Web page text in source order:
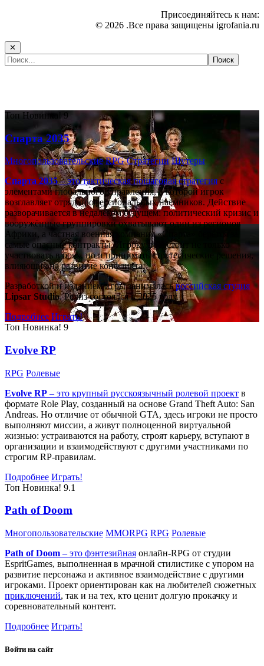
Присоединяйтесь к нам:
© 2026 .Все права защищены igrofania.ru
✕
Топ Новинка! 9
Спарта 2035
Многопользовательские RPG Стратегии Шутеры
Спарта 2035– это тактическаяпошаговая стратегияс
элементами глобального управления, в которой игрок
возглавляет отряд профессиональных наёмников. Действие
разворачивается в недалёком будущем: политический кризис и
вооружённые группировки охватывают один из регионов
Африки, а частная военная компания «Спарта» берётся за
самые опасные контракты. Игроку предстоит не только
участвовать в боях, но и принимать стратегические решения,
влияющие на развитие конфликта.
Разработкой и изданием игры занималасьроссийская студия
Lipsar Studio. Релиз состоялся в 2025 году.
Подробнее Играть!
Топ Новинка! 9
Evolve RP
RPG Ролевые
Evolve RP – это крупный русскоязычный ролевой проект в
формате Role Play, созданный на основе Grand Theft Auto: San
Andreas. Но отличие от обычной GTA, здесь игроки не просто
выполняют миссии, а живут полноценной виртуальной
жизнью: устраиваются на работу, строят карьеру, вступают в
организации и взаимодействуют с другими участниками по
строгим RP-правилам.
Подробнее Играть!
Топ Новинка! 9.1
Path of Doom
Многопользовательские MMORPG RPG Ролевые
Path of Doom – это фэнтезийная онлайн-RPG от студии
EspritGames, выполненная в мрачной стилистике с упором на
развитие персонажа и активное взаимодействие с другими
игроками. Проект ориентирован как на любителей сюжетных
приключений, так и на тех, кто ценит долгую прокачку и
соревновательный контент.
Подробнее Играть!
Войти на сайт